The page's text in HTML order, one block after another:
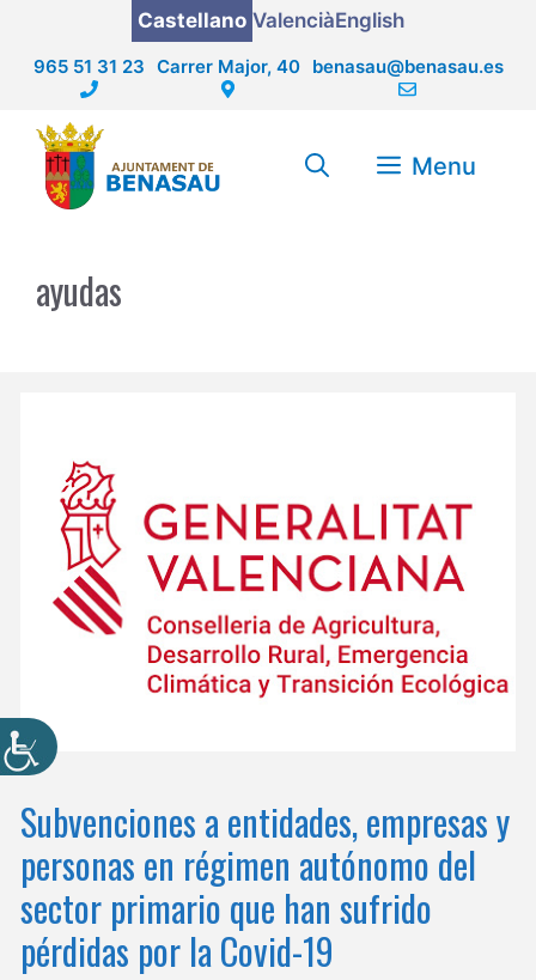
contenido
965 51 31 23 Carrer Major, 40 benasau@benasau.es
Castellano ValenciàEnglish
Menu
ayudas
Subvenciones a entidades, empresas y
personas en régimen autónomo del
sector primario que han sufrido
pérdidas por la Covid-19